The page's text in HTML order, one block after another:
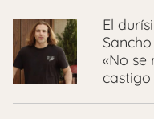
El
«No se
castigo